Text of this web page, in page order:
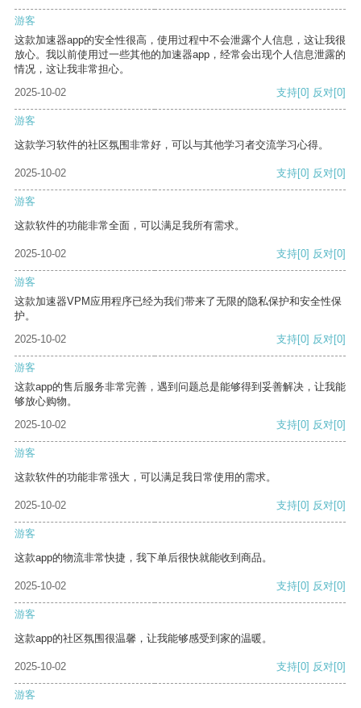
游客
这款加速器app的安全性很高，使用过程中不会泄露个人信息，这让我很
放心。我以前使用过一些其他的加速器app，经常会出现个人信息泄露的
情况，这让我非常担心。
2025-10-02
支持[0] 反对[0]
游客
这款学习软件的社区氛围非常好，可以与其他学习者交流学习心得。
2025-10-02 支持[0] 反对[0]
游客
这款软件的功能非常全面，可以满足我所有需求。
2025-10-02 支持[0] 反对[0]
游客
这款加速器VPM应用程序已经为我们带来了无限的隐私保护和安全性保
护。
2025-10-02
支持[0] 反对[0]
游客
这款app的售后服务非常完善，遇到问题总是能够得到妥善解决，让我能
够放心购物。
2025-10-02
支持[0] 反对[0]
游客
这款软件的功能非常强大，可以满足我日常使用的需求。
2025-10-02 支持[0] 反对[0]
游客
这款app的物流非常快捷，我下单后很快就能收到商品。
2025-10-02 支持[0] 反对[0]
游客
这款app的社区氛围很温馨，让我能够感受到家的温暖。
2025-10-02 支持[0] 反对[0]
游客